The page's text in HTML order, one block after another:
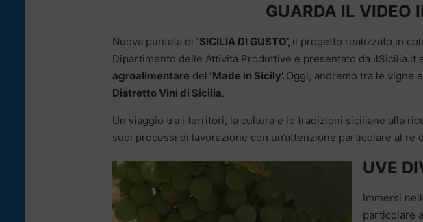
GUARDA IL VIDEO
Nuova puntata di ‘SICILIA DI GUSTO’, il progetto realizzato in
Dipartimento delle Attività Produttive e presentato da ilSicilia.it
agroalimentare del ‘Made in Sicily’. Oggi, andremo tra le vigne
Distretto Vini di Sicilia.
Un viaggio tra i territori, la cultura e le tradizioni siciliane alla
suoi processi di lavorazione con un’attenzione particolare al re
UVE
Immersi
particolare